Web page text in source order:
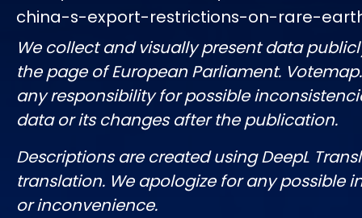
china-s-export-restrictions-on-rare-
We collect and visually present data
the page of European Parliament.
any responsibility for possible
data or its changes after the publication.
Descriptions are created using DeepL
translation. We apologize for any possible
or inconvenience.